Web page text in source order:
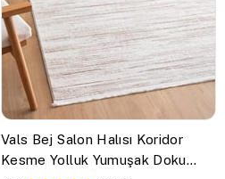
Vals Bej Salon Halısı Koridor
Kesme Yolluk Yumuşak Doku